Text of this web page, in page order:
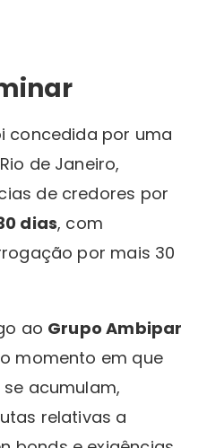
concedida por uma
de Janeiro,
de credores por
dias, com
por mais 30
ao Grupo Ambipar
momento em que
acumulam,
relativas a